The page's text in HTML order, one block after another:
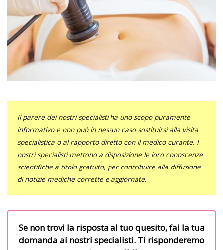
Il parere dei nostri specialisti ha uno scopo puramente
informativo e non può in nessun caso sostituirsi alla visita
specialistica o al rapporto diretto con il medico curante. I
nostri specialisti mettono a disposizione le loro conoscenze
scientifiche a titolo gratuito, per contribuire alla diffusione
di notizie mediche corrette e aggiornate.
Se non trovi la risposta al tuo quesito, fai la tua
domanda ai nostri specialisti. Ti risponderemo